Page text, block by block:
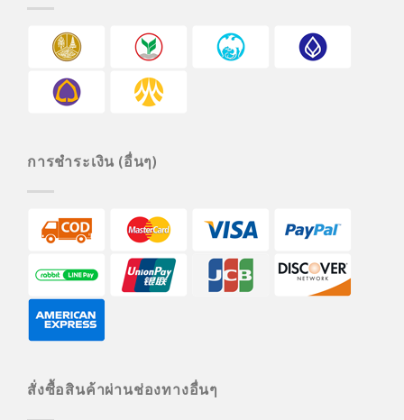
การชำระเงิน (อื่นๆ)
สั่งซื้อสินค้าผ่านช่องทางอื่นๆ